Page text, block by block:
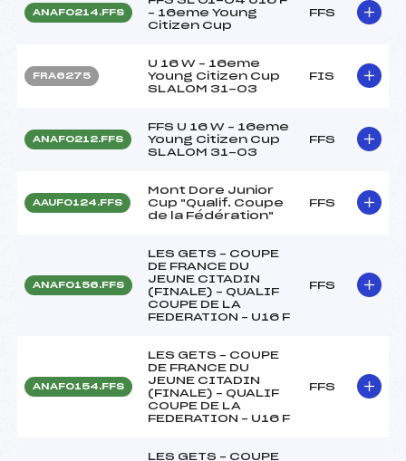
ANAF0214.FFS
– 16eme Young
Citizen Cup
FFS
FRA6275
U 16 W – 16eme
Young Citizen Cup
SLALOM 31-03
FIS
ANAF0212.FFS
FFS U 16 W – 16eme
Young Citizen Cup
SLALOM 31-03
FFS
AAUF0124.FFS
Mont Dore Junior
Cup "Qualif. Coupe
de la Fédération"
FFS
ANAF0156.FFS
LES GETS – COUPE
DE FRANCE DU
JEUNE CITADIN
(FINALE) – QUALIF
COUPE DE LA
FEDERATION – U16 F
FFS
ANAF0154.FFS
LES GETS – COUPE
DE FRANCE DU
JEUNE CITADIN
(FINALE) – QUALIF
COUPE DE LA
FEDERATION – U16 F
FFS
LES GETS – COUPE